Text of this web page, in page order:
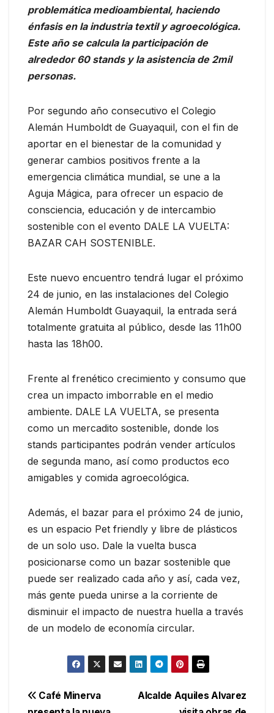
problemática medioambiental, haciendo
énfasis en la industria textil y agroecológica.
Este año se calcula la participación de
alrededor 60 stands y la asistencia de 2mil
personas.
Por segundo año consecutivo el Colegio
Alemán Humboldt de Guayaquil, con el fin de
aportar en el bienestar de la comunidad y
generar cambios positivos frente a la
emergencia climática mundial, se une a la
Aguja Mágica, para ofrecer un espacio de
consciencia, educación y de intercambio
sostenible con el evento DALE LA VUELTA:
BAZAR CAH SOSTENIBLE.
Este nuevo encuentro tendrá lugar el próximo
24 de junio, en las instalaciones del Colegio
Alemán Humboldt Guayaquil, la entrada será
totalmente gratuita al público, desde las 11h00
hasta las 18h00.
Frente al frenético crecimiento y consumo que
crea un impacto imborrable en el medio
ambiente. DALE LA VUELTA, se presenta
como un mercadito sostenible, donde los
stands participantes podrán vender artículos
de segunda mano, así como productos eco
amigables y comida agroecológica.
Además, el bazar para el próximo 24 de junio,
es un espacio Pet friendly y libre de plásticos
de un solo uso. Dale la vuelta busca
posicionarse como un bazar sostenible que
puede ser realizado cada año y así, cada vez,
más gente pueda unirse a la corriente de
disminuir el impacto de nuestra huella a través
de un modelo de economía circular.
Navegación
Alcalde Aquiles Alvarez
Café Minerva